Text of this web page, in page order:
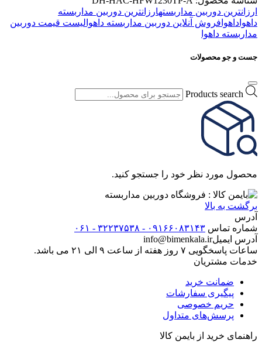
ارزانترین دوربین مداربستهارزانترین دوربین مداربسته
داهوا داهوا فروش آنلاین دوربین مداربسته داهوا لیست قیمت دوربین
مداربسته داهوا
جست و جو محصولات
Products search
محصول مورد نظر خود را جستجو کنید.
برگشت به بالا
آدرس
شماره تماس ۰۹۱۶۶۰۸۳۱۴۳ - ۳۲۲۳۷۵۳۸ - ۰۶۱
آدرس ایمیلinfo@bimenkala.ir
ساعات پاسخگویی ۷ روز هفته از ساعت ۹ الی ۲۱ می باشد.
خدمات مشتریان
ضمانت خرید
پیگیری سفارشات
حریم خصوصی
پرسش‌های متداول
راهنمای خرید از بایمن کالا